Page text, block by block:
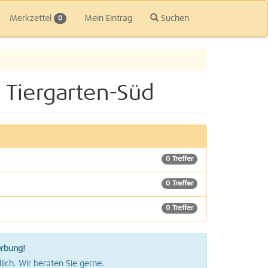
Merkzettel 0 Mein Eintrag Suchen
Süd
0 Treffer
0 Treffer
0 Treffer
Wir beraten Sie gerne.